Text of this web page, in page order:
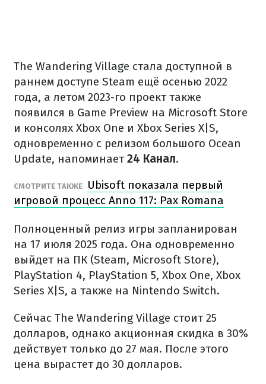
The Wandering Village стала доступной в
раннем доступе Steam ещё осенью 2022
года, а летом 2023-го проект также
появился в Game Preview на Microsoft Store
и консолях Xbox One и Xbox Series X|S,
одновременно с релизом большого Ocean
Update, напоминает24 Канал.
СМОТРИТЕ ТАКЖЕ
Ubisoft показала первый
игровой процесс Anno 117: Pax Romana
Полноценный релиз игры запланирован
на 17 июля 2025 года. Она одновременно
выйдет на ПК (Steam, Microsoft Store),
PlayStation 4, PlayStation 5, Xbox One, Xbox
Series X|S, а также на Nintendo Switch.
Сейчас The Wandering Village стоит 25
долларов, однако акционная скидка в 30%
действует только до 27 мая. После этого
цена вырастет до 30 долларов.